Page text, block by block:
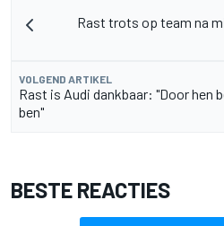
Rast trots op team na
VOLGEND ARTIKEL
Rast is Audi dankbaar: "Door hen
ben"
BESTE REACTIES